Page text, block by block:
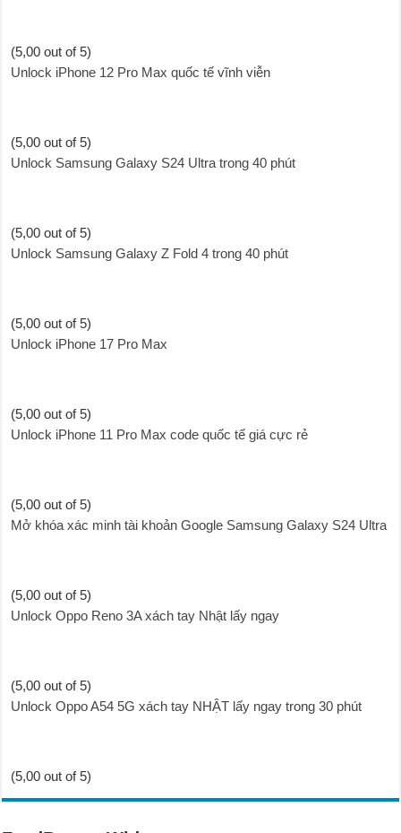
(5,00 out of 5)
Unlock iPhone 12 Pro Max quốc tế vĩnh viễn
(5,00 out of 5)
Unlock Samsung Galaxy S24 Ultra trong 40 phút
(5,00 out of 5)
Unlock Samsung Galaxy Z Fold 4 trong 40 phút
(5,00 out of 5)
Unlock iPhone 17 Pro Max
(5,00 out of 5)
Unlock iPhone 11 Pro Max code quốc tế giá cực rẻ
(5,00 out of 5)
Mở khóa xác minh tài khoản Google Samsung Galaxy S24 Ultra
(5,00 out of 5)
Unlock Oppo Reno 3A xách tay Nhật lấy ngay
(5,00 out of 5)
Unlock Oppo A54 5G xách tay NHẬT lấy ngay trong 30 phút
(5,00 out of 5)